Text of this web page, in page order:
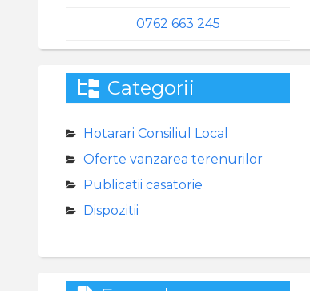
0762 663 245
Categorii
Hotarari Consiliul Local
Oferte vanzarea terenurilor
Publicatii casatorie
Dispozitii